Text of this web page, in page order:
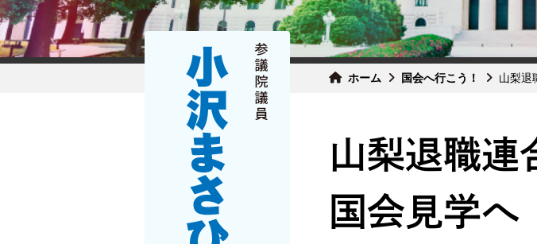
ホーム 国会へ行こう！ 山梨退
山梨退職連
国会見学へ